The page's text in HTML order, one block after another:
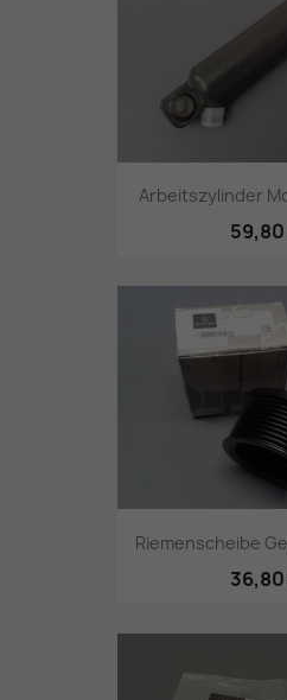
Arbeitszylinder
Riemenscheibe